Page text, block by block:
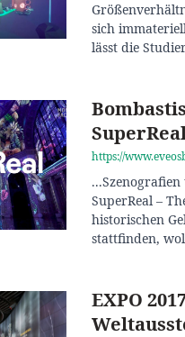
sich
lässt die
https://
SuperReal –
historischen
stattfinden,
EXPO